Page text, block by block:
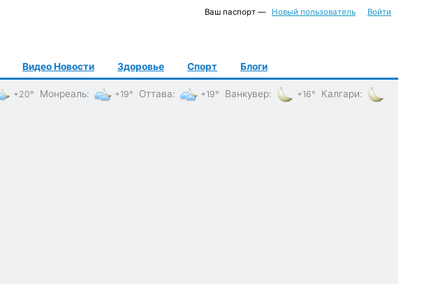
Ваш паспорт — Новый пользователь Войти
Видео Новости Здоровье Спорт Блоги
+20° Монреаль: +19° Оттава: +19° Ванкувер: +16° Калгари: